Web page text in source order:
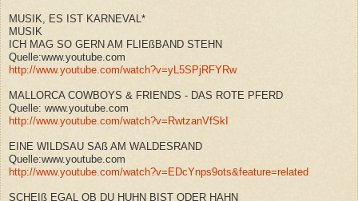
MUSIK, ES IST KARNEVAL*
MUSIK
ICH MAG SO GERN AM FLIEßBAND STEHN
Quelle:www.youtube.com
http://www.youtube.com/watch?v=yL5SPjRFYRw
MALLORCA COWBOYS & FRIENDS - DAS ROTE PFERD
Quelle: www.youtube.com
http://www.youtube.com/watch?v=RwtzanVfSkI
EINE WILDSAU SAß AM WALDESRAND
Quelle:www.youtube.com
http://www.youtube.com/watch?v=EDcYnps9ots&feature=related
SCHEIß EGAL OB DU HUHN BIST ODER HAHN